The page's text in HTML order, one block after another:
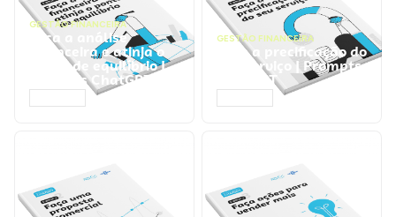
GESTÃO FINANCEIRA
Faça a análise
financeira e atinja o
ponto de equilíbrio |
Prompts ChatGPT
GESTÃO FINANCEIRA
Faça a precificação do
seu serviço | Prompts
ChatGPT